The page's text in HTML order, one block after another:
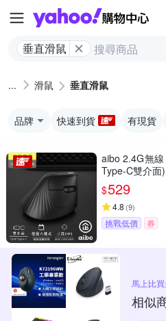
垂直滑鼠
滑鼠 垂直滑鼠
品牌 快速到貨 有現貨
aibo 2.4G無
Type-C雙介面)
$529
4.8 (9)
挑戰低價 券
馬上比
相似